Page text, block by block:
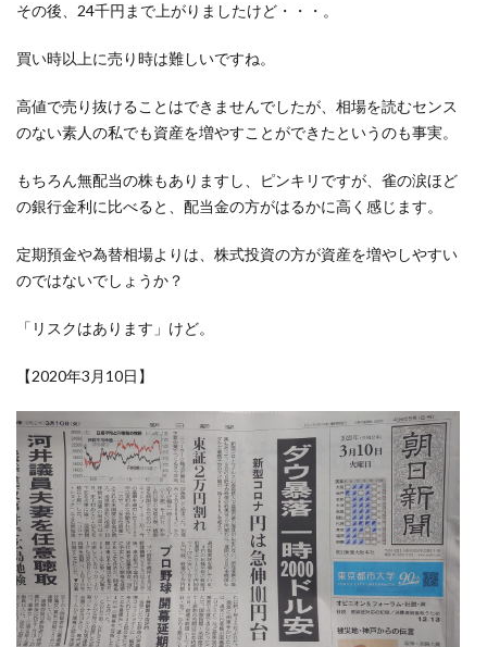
その後、24千円まで上がりましたけど・・・。
買い時以上に売り時は難しいですね。
高値で売り抜けることはできませんでしたが、相場を読むセンス
のない素人の私でも資産を増やすことができたというのも事実。
もちろん無配当の株もありますし、ピンキリですが、雀の涙ほど
の銀行金利に比べると、配当金の方がはるかに高く感じます。
定期預金や為替相場よりは、株式投資の方が資産を増やしやすい
のではないでしょうか？
「リスクはあります」けど。
【2020年3月10日】